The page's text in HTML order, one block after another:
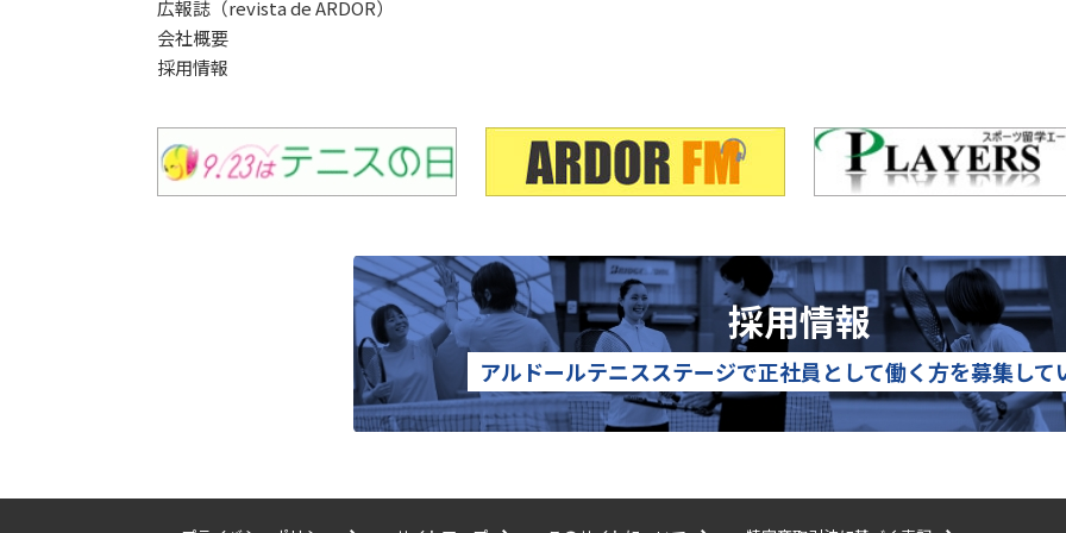
広報誌（revista de ARDOR）
会社概要
採用情報
採用情報
アルドールテニスステージで正社員として働く方を募集して